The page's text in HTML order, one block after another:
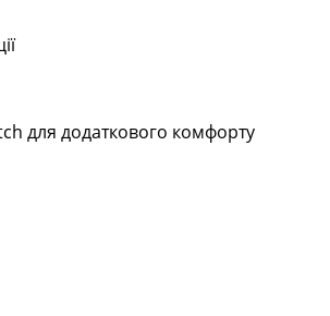
для додаткового комфорту